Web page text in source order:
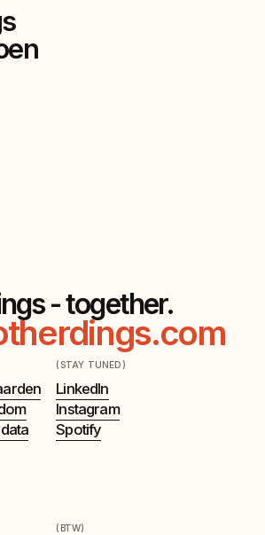
- together.
(STAY TUNED)
LinkedIn
Instagram
Spotify
(BTW)